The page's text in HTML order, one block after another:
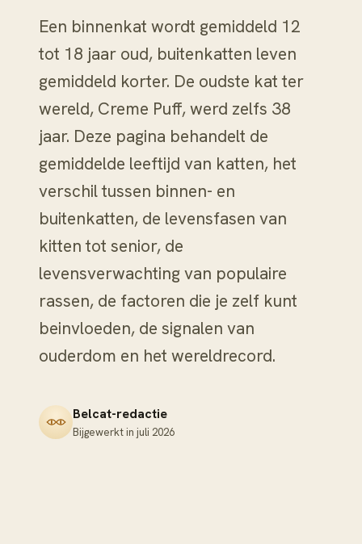
Een binnenkat wordt gemiddeld 12
tot 18 jaar oud, buitenkatten leven
gemiddeld korter. De oudste kat ter
wereld, Creme Puff, werd zelfs 38
jaar. Deze pagina behandelt de
gemiddelde leeftijd van katten, het
verschil tussen binnen- en
buitenkatten, de levensfasen van
kitten tot senior, de
levensverwachting van populaire
rassen, de factoren die je zelf kunt
beinvloeden, de signalen van
ouderdom en het wereldrecord.
Belcat-redactie
Bijgewerkt in juli 2026